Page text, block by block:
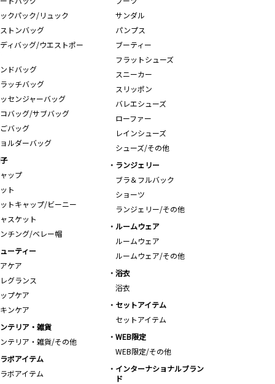
クパック/リュック
トンバッグ
ィバッグ/ウエストポー
ドバッグ
ッチバッグ
センジャーバッグ
バッグ/サブバッグ
バッグ
ルダーバッグ
サンダル
パンプス
ブーティー
フラットシューズ
スニーカー
スリッポン
バレエシューズ
ローファー
レインシューズ
シューズ/その他
ップ
ト
トキャップ/ビーニー
スケット
チング/ベレー帽
ランジェリー
ブラ＆フルバック
ショーツ
ランジェリー/その他
ルームウェア
ルームウェア
ルームウェア/その他
ーティー
ケア
グランス
プケア
ンケア
浴衣
浴衣
セットアイテム
セットアイテム
テリア・雑貨
テリア・雑貨/その他
WEB限定
WEB限定/その他
ボアイテム
ボアイテム
インターナショナルブラン
ド